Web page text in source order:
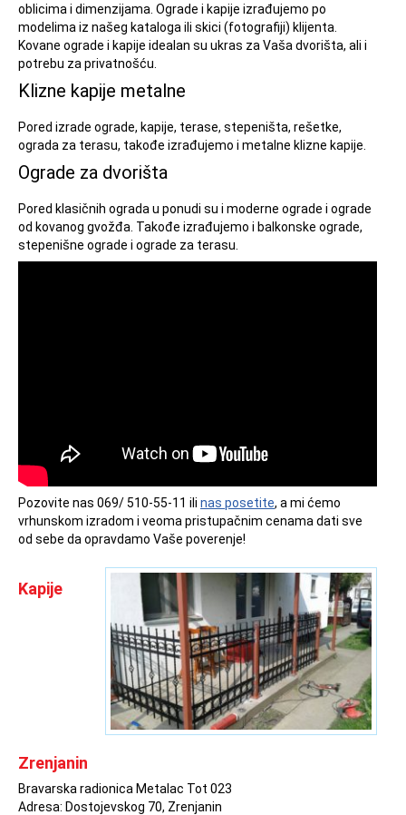
oblicima i dimenzijama. Ograde i kapije izrađujemo po
modelima iz našeg kataloga ili skici (fotografiji) klijenta.
Kovane ograde i kapije idealan su ukras za Vaša dvorišta, ali i
potrebu za privatnošću.
Klizne kapije metalne
Pored izrade ograde, kapije, terase, stepeništa, rešetke,
ograda za terasu, takođe izrađujemo i metalne klizne kapije.
Ograde za dvorišta
Pored klasičnih ograda u ponudi su i moderne ograde i ograde
od kovanog gvožđa. Takođe izrađujemo i balkonske ograde,
stepenišne ograde i ograde za terasu.
Pozovite nas 069/ 510-55-11 ili nas posetite, a mi ćemo
vrhunskom izradom i veoma pristupačnim cenama dati sve
od sebe da opravdamo Vaše poverenje!
Kapije
Zrenjanin
Bravarska radionica Metalac Tot 023
Adresa: Dostojevskog 70, Zrenjanin